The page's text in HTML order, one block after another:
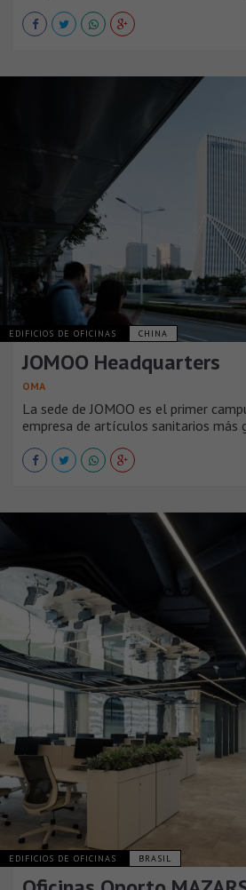
EDIFICIOS DE OFICINAS CHINA
JOMOO Headquarters
OMA
La sede de JOMOO es el primer
empresa de artículos sanitarios más
EDIFICIOS DE OFICINAS BRASIL